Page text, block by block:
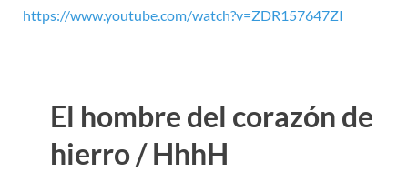
https://www.youtube.com/watch?v=ZDR157647ZI
El hombre del corazón de
hierro / HhhH